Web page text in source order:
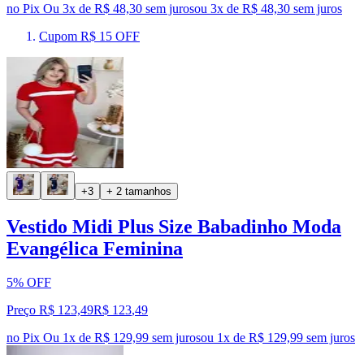
no Pix Ou 3x de R$ 48,30 sem jurosou 3x de R$ 48,30 sem juros
Cupom R$ 15 OFF
+3 + 2 tamanhos
Vestido Midi Plus Size Babadinho Moda
Evangélica Feminina
5% OFF
Preço R$ 123,49R$ 123,49
no Pix Ou 1x de R$ 129,99 sem jurosou 1x de R$ 129,99 sem juros